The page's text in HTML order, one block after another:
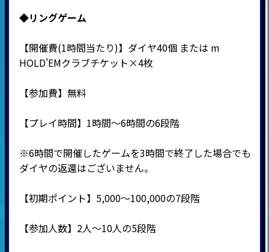
◆リングゲーム
【開催費(1時間当たり)】ダイヤ40個 または m
HOLD'EMクラブチケット×4枚
【参加費】無料
【プレイ時間】1時間～6時間の6段階
※6時間で開催したゲームを3時間で終了した場合でも
ダイヤの返還はございません。
【初期ポイント】5,000～100,000の7段階
【参加人数】2人～10人の5段階